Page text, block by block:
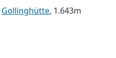
Gollinghütte, 1.643m